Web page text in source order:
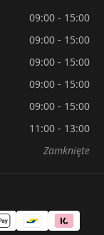
09:00 - 15:00
09:00 - 15:00
09:00 - 15:00
09:00 - 15:00
09:00 - 15:00
11:00 - 13:00
Zamknięte